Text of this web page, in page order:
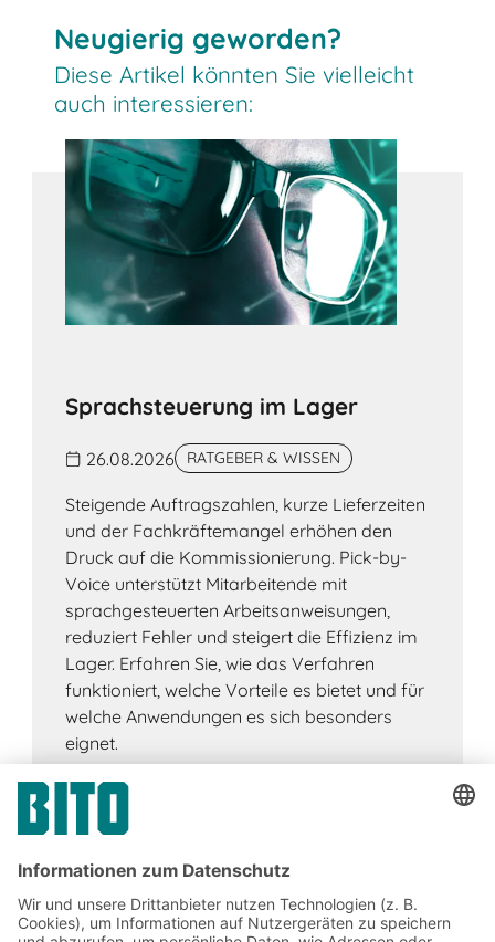
Neugierig geworden?
Diese Artikel könnten Sie vielleicht
auch interessieren:
Sprachsteuerung im Lager
26.08.2026 RATGEBER & WISSEN
Steigende Auftragszahlen, kurze Lieferzeiten
und der Fachkräftemangel erhöhen den
Druck auf die Kommissionierung. Pick-by-
Voice unterstützt Mitarbeitende mit
sprachgesteuerten Arbeitsanweisungen,
reduziert Fehler und steigert die Effizienz im
Lager. Erfahren Sie, wie das Verfahren
funktioniert, welche Vorteile es bietet und für
welche Anwendungen es sich besonders
eignet.